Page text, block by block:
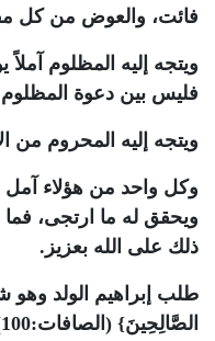
فائت، والعوض من كل
ويتجه إليه المظلوم آملاً
فليس بين دعوة
ويتجه إليه المحروم من
وكل واحد من هؤلاء
ويحقق له ما ارتجى، فما
ذلك على الله بعزيز.
طلب إبراهيم الولد